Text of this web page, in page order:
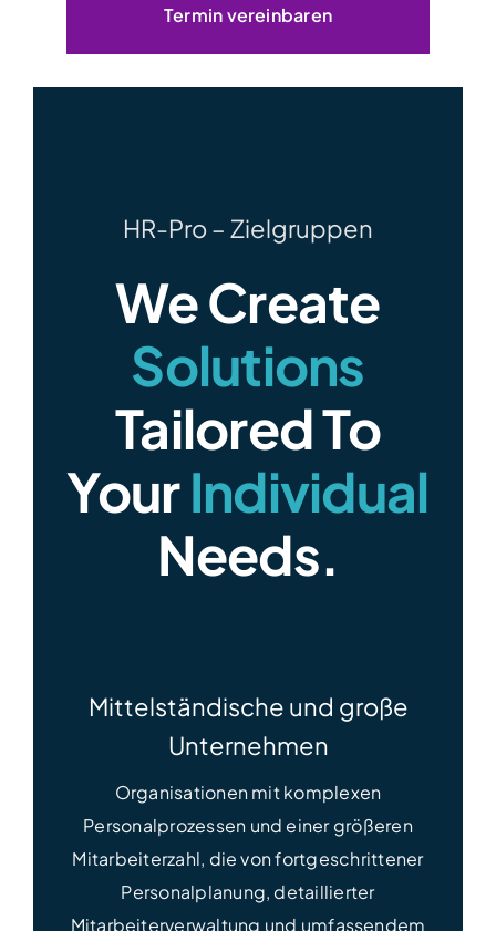
Termin vereinbaren
HR-Pro – Zielgruppen
We Create
Solutions
Tailored To
YourIndividual
Needs.
Mittelständische und große
Unternehmen
Organisationen mit komplexen
Personalprozessen und einer größeren
Mitarbeiterzahl, die von fortgeschrittener
Personalplanung, detaillierter
Mitarbeiterverwaltung und umfassendem